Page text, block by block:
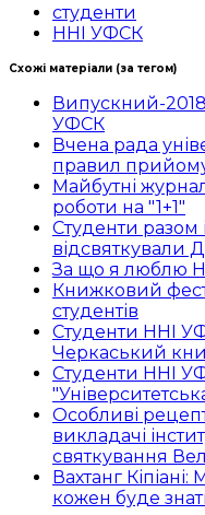
студенти
ННІ УФСК
Схожі матеріали (за тегом)
Випускний-2018
УФСК
Вчена рада
правил
Майбутні
роботи на "1+1"
Студенти разом
відсвяткували
За що я люблю
Книжковий
студентів
Студенти ННІ
Черкаський
Студенти ННІ
Особливі
викладачі
святкування
Вахтанг
кожен буде